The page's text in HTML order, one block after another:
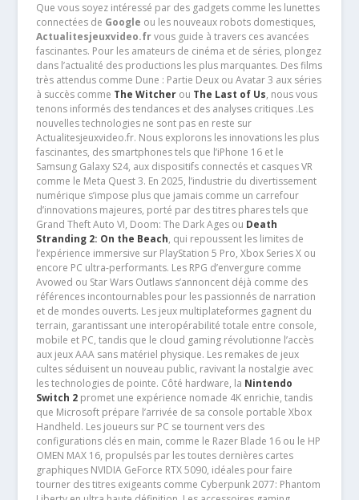
Que vous soyez intéressé par des gadgets comme les lunettes
connectées de Google ou les nouveaux robots domestiques,
Actualitesjeuxvideo.frvous guide à travers ces avancées
fascinantes. Pour les amateurs de cinéma et de séries, plongez
dans l’actualité des productions les plus marquantes. Des films
très attendus comme Dune : Partie Deux ou Avatar 3 aux séries
à succès comme The Witcherou The Last of Us, nous vous
tenons informés des tendances et des analyses critiques .Les
nouvelles technologies ne sont pas en reste sur
Actualitesjeuxvideo.fr. Nous explorons les innovations les plus
fascinantes, des smartphones tels que l’iPhone 16 et le
Samsung Galaxy S24, aux dispositifs connectés et casques VR
comme le Meta Quest 3. En 2025, l’industrie du divertissement
numérique s’impose plus que jamais comme un carrefour
d’innovations majeures, porté par des titres phares tels que
Grand Theft Auto VI, Doom: The Dark Ages ou Death
Stranding 2: On the Beach, qui repoussent les limites de
l’expérience immersive sur PlayStation 5 Pro, Xbox Series X ou
encore PC ultra-performants. Les RPG d’envergure comme
Avowed ou Star Wars Outlaws s’annoncent déjà comme des
références incontournables pour les passionnés de narration
et de mondes ouverts. Les jeux multiplateformes gagnent du
terrain, garantissant une interopérabilité totale entre console,
mobile et PC, tandis que le cloud gaming révolutionne l’accès
aux jeux AAA sans matériel physique. Les remakes de jeux
cultes séduisent un nouveau public, ravivant la nostalgie avec
les technologies de pointe. Côté hardware, la Nintendo
Switch 2promet une expérience nomade 4K enrichie, tandis
que Microsoft prépare l’arrivée de sa console portable Xbox
Handheld. Les joueurs sur PC se tournent vers des
configurations clés en main, comme le Razer Blade 16 ou le HP
OMEN MAX 16, propulsés par les toutes dernières cartes
graphiques NVIDIA GeForce RTX 5090, idéales pour faire
tourner des titres exigeants comme Cyberpunk 2077: Phantom